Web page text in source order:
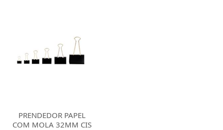
PRENDEDOR PAPEL
COM MOLA 32MM CIS